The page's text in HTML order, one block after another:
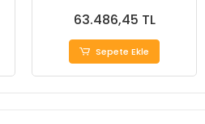
63.486,45 TL
Sepete Ekle